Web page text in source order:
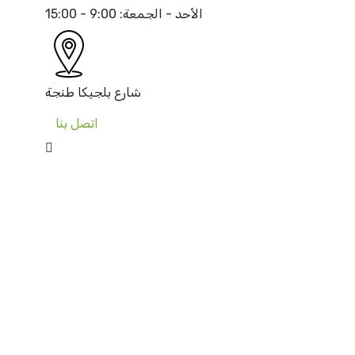
الأحد - الجمعة: 9:00 - 15:00
شارع بلجيكا طنجة
اتصل بنا